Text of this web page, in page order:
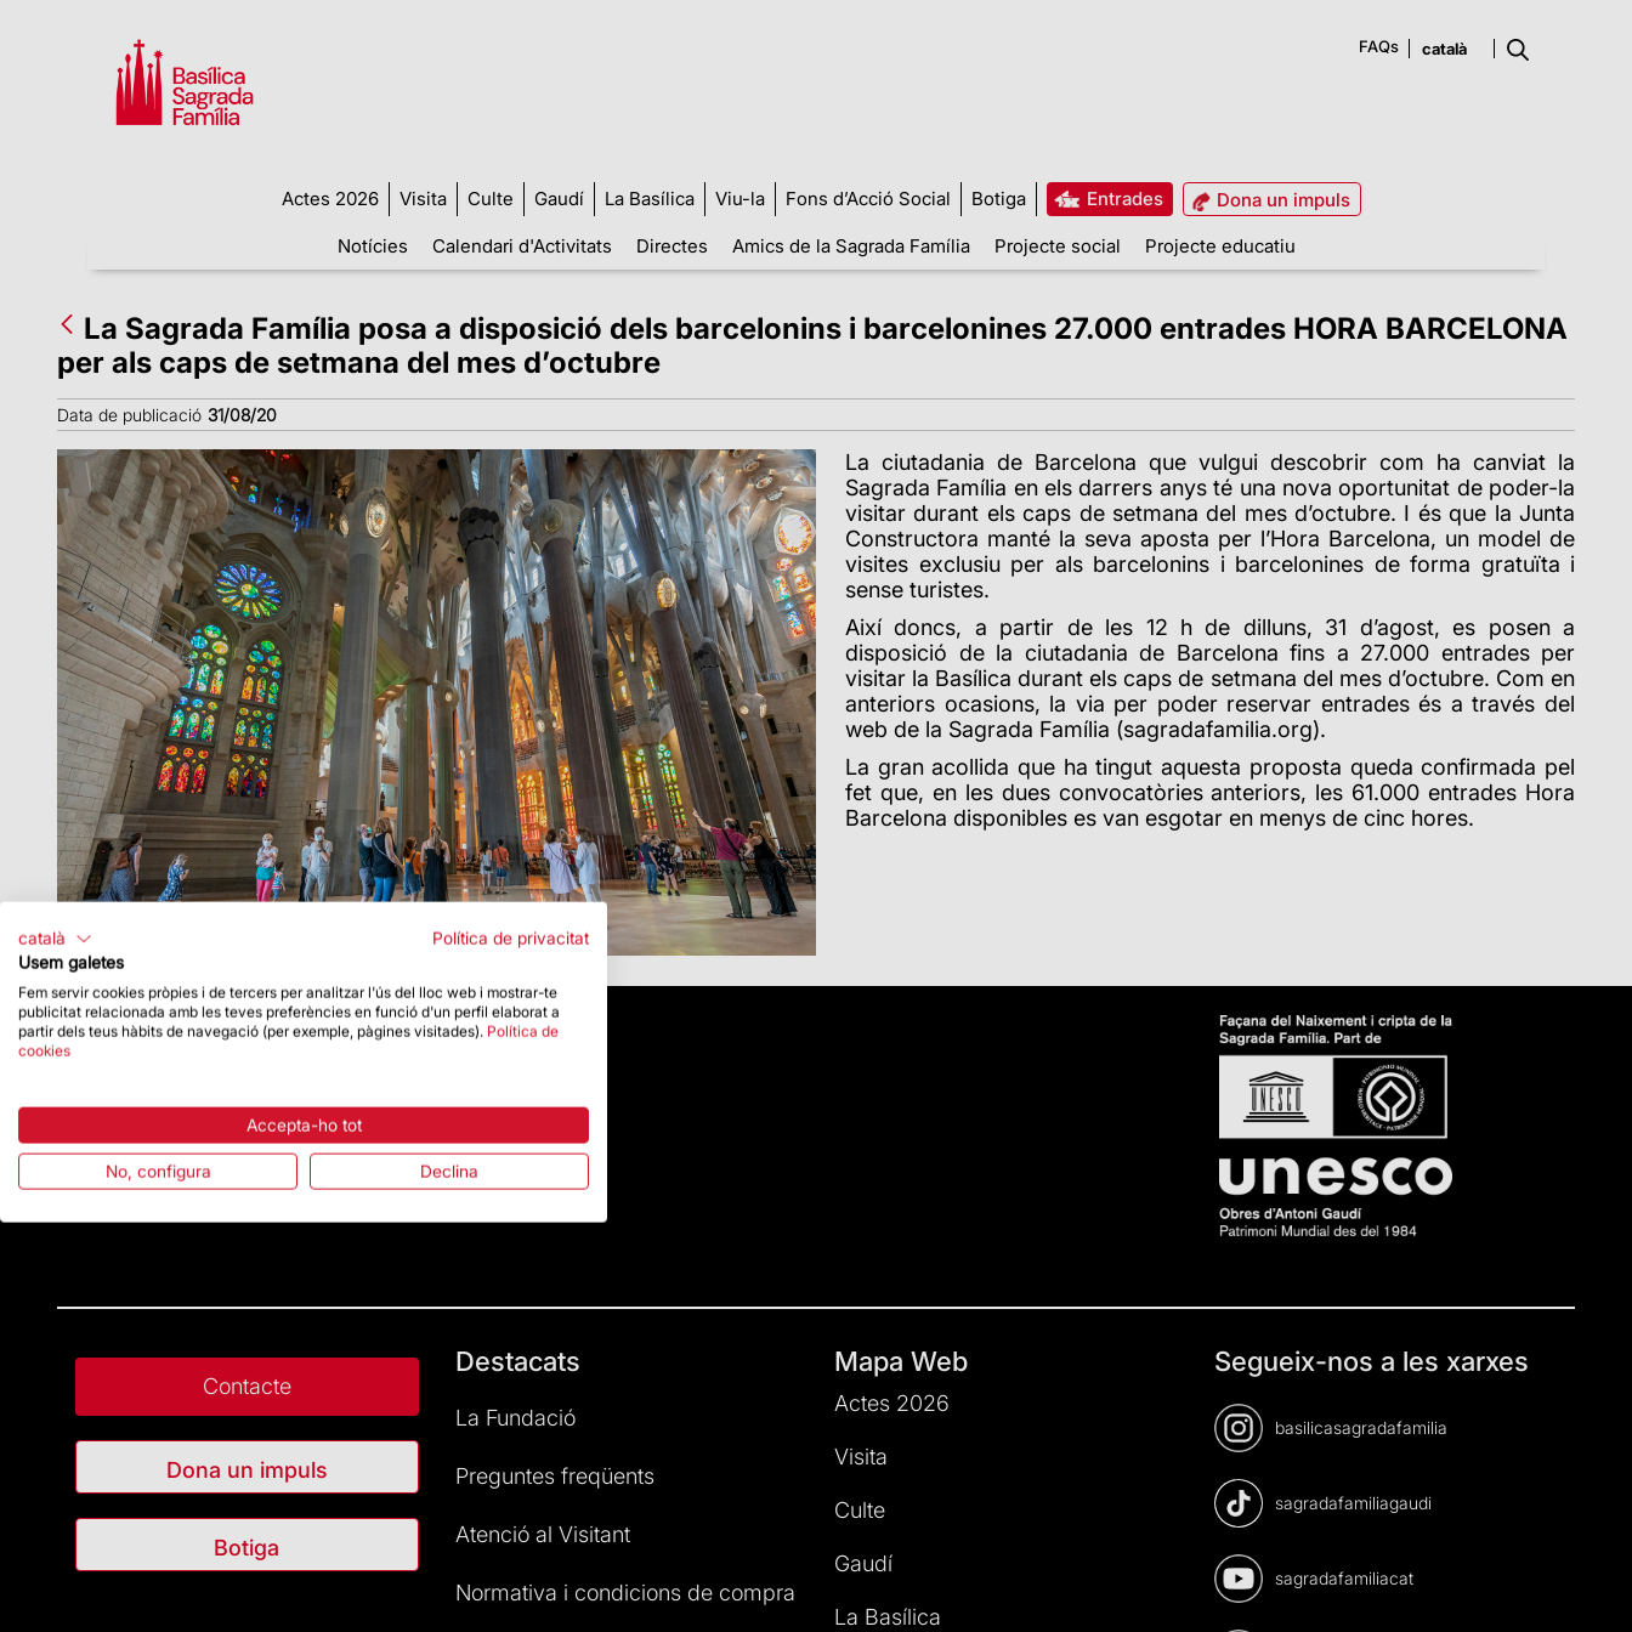
FAQs
Actes 2026 Visita Culte Gaudí La Basílica Viu-la Fons d’Acció Social Botiga Entrades
Dona un impuls
Notícies
Calendari d'Activitats Directes Amics de la Sagrada Família Projecte social Projecte educatiu
La Sagrada Família posa a disposició dels barcelonins i barcelonines 27.000 entrades HORA BARCELONA
per als caps de setmana del mes d’octubre
Data de publicació 31/08/20
La ciutadania de Barcelona que vulgui descobrir com ha canviat la
Sagrada Família en els darrers anys té una nova oportunitat de poder-la
visitar durant els caps de setmana del mes d’octubre. I és que la Junta
Constructora manté la seva aposta per l’Hora Barcelona, un model de
visites exclusiu per als barcelonins i barcelonines de forma gratuïta i
sense turistes.
Així doncs, a partir de les 12 h de dilluns, 31 d’agost, es posen a
disposició de la ciutadania de Barcelona fins a 27.000 entrades per
visitar la Basílica durant els caps de setmana del mes d’octubre. Com en
anteriors ocasions, la via per poder reservar entrades és a través del
web de la Sagrada Família (sagradafamilia.org).
La gran acollida que ha tingut aquesta proposta queda confirmada pel
fet que, en les dues convocatòries anteriors, les 61.000 entrades Hora
Barcelona disponibles es van esgotar en menys de cinc hores.
Contacte
Dona un impuls
Botiga
Destacats
La Fundació
Preguntes freqüents
Atenció al Visitant
Normativa i condicions de compra
Mapa Web
Actes 2026
Visita
Culte
Gaudí
La Basílica
Segueix-nos a les xarxes
basilicasagradafamilia
sagradafamiliagaudi
sagradafamiliacat
català
Política de privacitat
Usem galetes
Fem servir cookies pròpies i de tercers per analitzar l'ús del lloc web i mostrar-te
publicitat relacionada amb les teves preferències en funció d'un perfil elaborat a
partir dels teus hàbits de navegació (per exemple, pàgines visitades). Política de
cookies
Accepta-ho tot
No, configura Declina